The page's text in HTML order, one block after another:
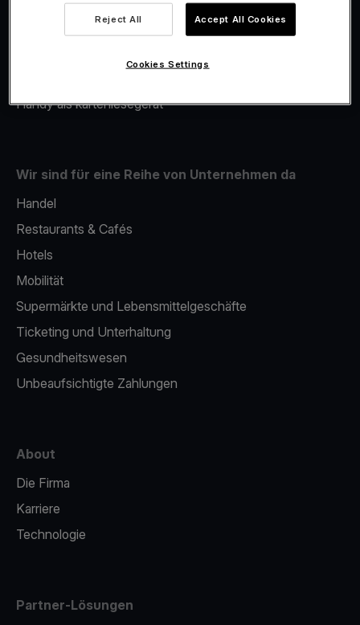
Merchant Advance
Handy als kartenlesegerät
Wir sind für eine Reihe von Unternehmen da
Handel
Restaurants & Cafés
Hotels
Mobilität
Supermärkte und Lebensmittelgeschäfte
Ticketing und Unterhaltung
Gesundheitswesen
Unbeaufsichtigte Zahlungen
About
Die Firma
Karriere
Technologie
Partner-Lösungen
Reject All Accept All Cookies
Cookies Settings